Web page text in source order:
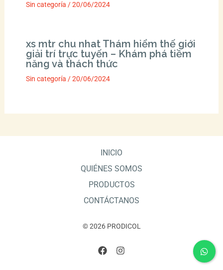
Sin categoría /20/06/2024
xs mtr chu nhat Thám hiểm thế giới
giải trí trực tuyến – Khám phá tiềm
năng và thách thức
Sin categoría /20/06/2024
INICIO
QUIÉNES SOMOS
PRODUCTOS
CONTÁCTANOS
© 2026 PRODICOL